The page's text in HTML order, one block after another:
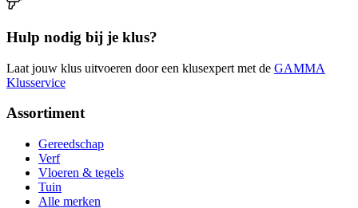
Hulp nodig bij je klus?
Laat jouw klus uitvoeren door een klusexpert met de GAMMA
Klusservice
Assortiment
Gereedschap
Verf
Vloeren & tegels
Tuin
Alle merken